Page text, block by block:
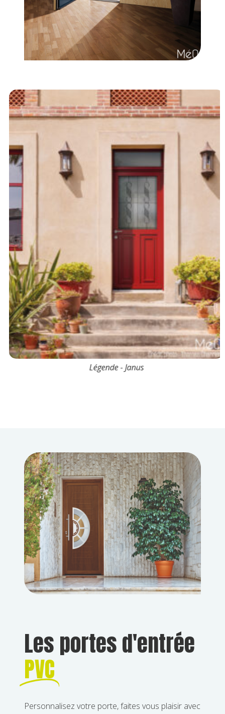
Légende - Janus
Les portes d'entrée
PVC
Personnalisez votre porte, faites vous plaisir avec